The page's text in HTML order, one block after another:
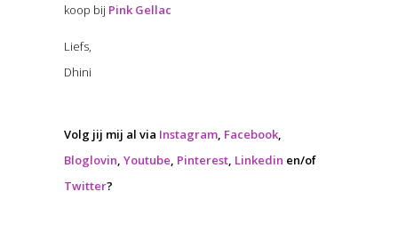
koop bij Pink Gellac
Liefs,
Dhini
Volg jij mij al via Instagram, Facebook,
Bloglovin, Youtube, Pinterest, Linkedin en/of
Twitter?